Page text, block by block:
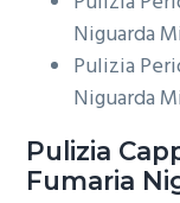
Niguarda
Pulizia
Niguarda
Pulizia
Fumaria